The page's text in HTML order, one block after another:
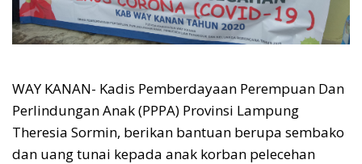
WAY KANAN- Kadis Pemberdayaan Perempuan Dan
Perlindungan Anak (PPPA) Provinsi Lampung
Theresia Sormin, berikan bantuan berupa sembako
dan uang tunai kepada anak korban pelecehan